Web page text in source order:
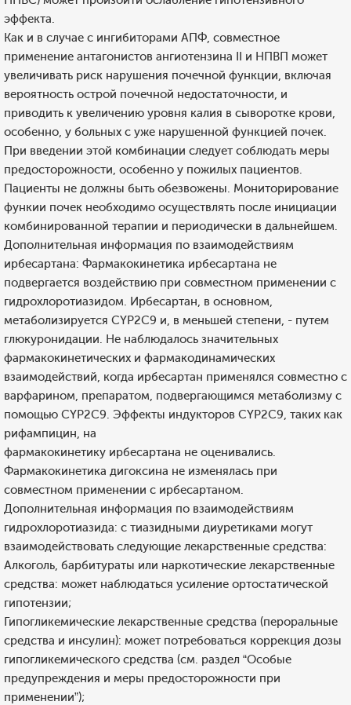
эффекта.
Как и в случае с ингибиторами АПФ, совместное
применение антагонистов ангиотензина II и НПВП может
увеличивать риск нарушения почечной функции, включая
вероятность острой почечной недостаточности, и
приводить к увеличению уровня калия в сыворотке крови,
особенно, у больных с уже нарушенной функцией почек.
При введении этой комбинации следует соблюдать меры
предосторожности, особенно у пожилых пациентов.
Пациенты не должны быть обезвожены. Мониторирование
функии почек необходимо осуществлять после инициации
комбинированной терапии и периодически в дальнейшем.
Дополнительная информация по взаимодействиям
ирбесартана: Фармакокинетика ирбесартана не
подвергается воздействию при совместном применении с
гидрохлоротиазидом. Ирбесартан, в основном,
метаболизируется СYР2С9 и, в меньшей степени, - путем
глюкуронидации. Не наблюдалось значительных
фармакокинетических и фармакодинамических
взаимодействий, когда ирбесартан применялся совместно с
варфарином, препаратом, подвергающимся метаболизму с
помощью CYP2C9. Эффекты индукторов СYР2С9, таких как
рифампицин, на
фармакокинетику ирбесартана не оценивались.
Фармакокинетика дигоксина не изменялась при
совместном применении с ирбесартаном.
Дополнительная информация по взаимодействиям
гидрохлоротиазида: с тиазидными диуретиками могут
взаимодействовать следующие лекарственные средства:
Алкоголь, барбитураты или наркотические лекарственные
средства: может наблюдаться усиление ортостатической
гипотензии;
Гипогликемические лекарственные средства (пероральные
средства и инсулин): может потребоваться коррекция дозы
гипогликемического средства (см. раздел “Особые
предупреждения и меры предосторожности при
применении”);